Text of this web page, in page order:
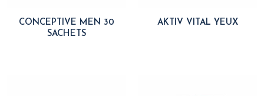
CONCEPTIVE MEN 30
SACHETS
AKTIV VITAL YEUX